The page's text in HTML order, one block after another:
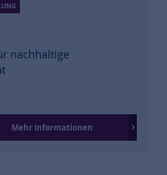
nachhaltige
Mehr Informationen